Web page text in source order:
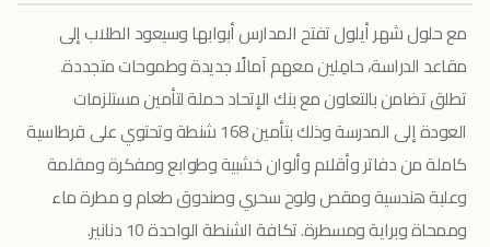
مع حلول شهر أيلول تفتح المدارس أبوابها وسيعود الطلاب إلى
مقاعد الدراسة، حامِلين معهم آمالًا جديدة وطموحات متجددة.
تطلق تضامن بالتعاون مع بنك الإتحاد حملة لتأمين مستلزمات
العودة إلى المدرسة وذلك بتأمين 168 شنطة وتحتوي على قرطاسية
كاملة من دفاتر وأقلام وألوان خشبية وطوابع ومفكرة ومقلمة
وعلبة هندسية ومقص ولوح سحري وصندوق طعام و مطرة ماء
وممحاة وبراية ومسطرة. تكافة الشنطة الواحدة 10 دنانير.